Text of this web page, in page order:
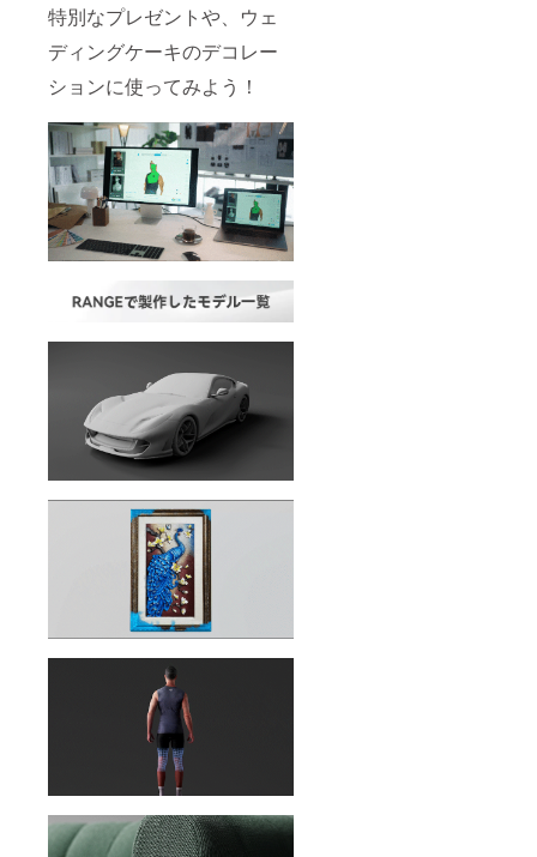
特別なプレゼントや、ウェ
ディングケーキのデコレー
ションに使ってみよう！